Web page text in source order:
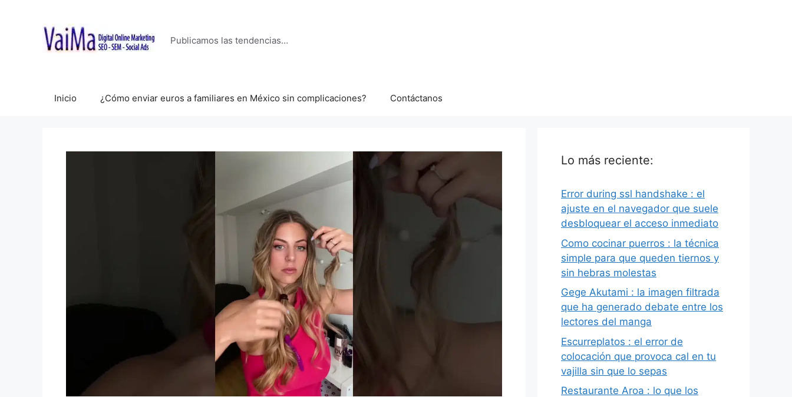
contenido
Publicamos las tendencias…
Inicio ¿Cómo enviar euros a familiares en México sin complicaciones? Contáctanos
Lo más reciente:
Error during ssl handshake : el
ajuste en el navegador que suele
desbloquear el acceso inmediato
Como cocinar puerros : la técnica
simple para que queden tiernos y
sin hebras molestas
Gege Akutami : la imagen filtrada
que ha generado debate entre los
lectores del manga
Escurreplatos : el error de
colocación que provoca cal en tu
vajilla sin que lo sepas
Restaurante Aroa : lo que los